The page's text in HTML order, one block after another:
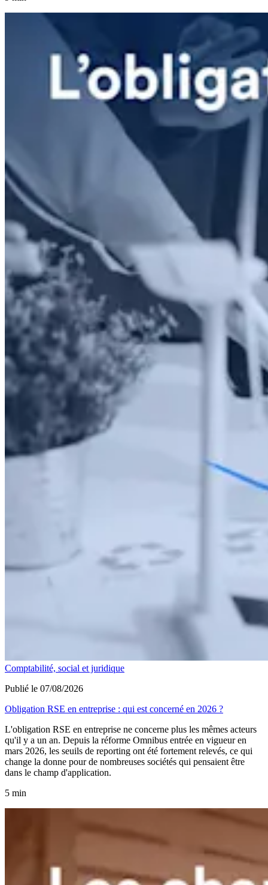
Comptabilité, social et juridique
Publié le 07/08/2026
Obligation RSE en entreprise : qui est concerné en 2026 ?
L'obligation RSE en entreprise ne concerne plus les mêmes acteurs
qu'il y a un an. Depuis la réforme Omnibus entrée en vigueur en
mars 2026, les seuils de reporting ont été fortement relevés, ce qui
change la donne pour de nombreuses sociétés qui pensaient être
dans le champ d'application.
5 min